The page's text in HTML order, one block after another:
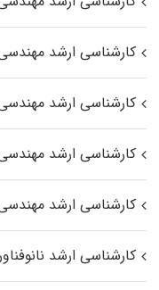
کارشناسی ارشد
کارشناسی ارشد
کارشناسی ارشد
کارشناسی ارشد
کارشناسی ارشد